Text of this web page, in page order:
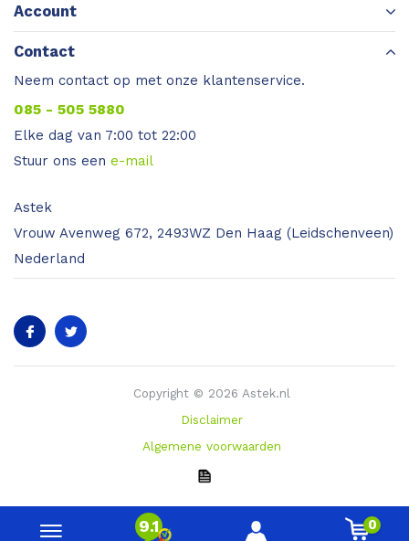
9.1 0
Account
Contact
Neem contact op met onze klantenservice.
085 - 505 5880
Elke dag van 7:00 tot 22:00
Stuur ons een e-mail
Astek
Vrouw Avenweg 672, 2493WZ Den Haag (Leidschenveen)
Nederland
Copyright © 2026 Astek.nl
Disclaimer
Algemene voorwaarden